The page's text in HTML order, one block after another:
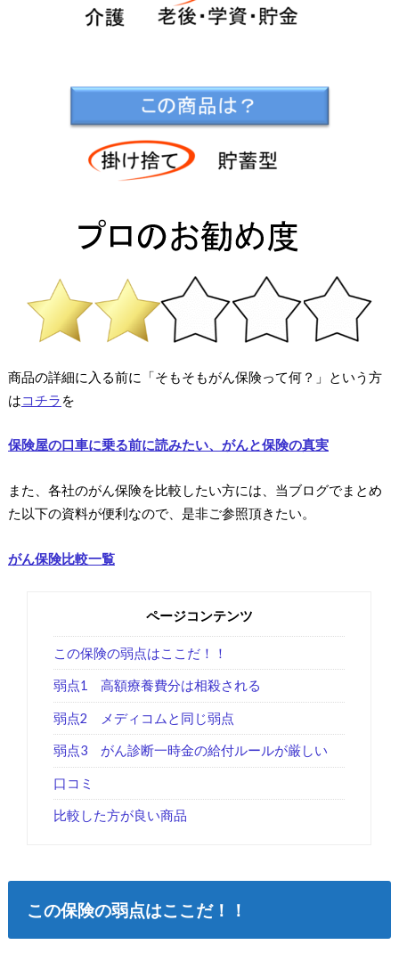
商品の詳細に入る前に「そもそもがん保険って何？」という方
はコチラ を
保険屋の口車に乗る前に読みたい、がんと保険の真実
また、各社のがん保険を比較したい方には、当ブログでまとめ
た以下の資料が便利なので、是非ご参照頂きたい。
がん保険比較一覧
ページコンテンツ
この保険の弱点はここだ！！
弱点1 高額療養費分は相殺される
弱点2 メディコムと同じ弱点
弱点3 がん診断一時金の給付ルールが厳しい
口コミ
比較した方が良い商品
この保険の弱点はここだ！！